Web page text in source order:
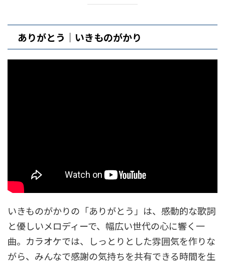
ありがとう｜いきものがかり
いきものがかりの「ありがとう」は、感動的な歌詞
と優しいメロディーで、幅広い世代の心に響く一
曲。カラオケでは、しっとりとした雰囲気を作りな
がら、みんなで感謝の気持ちを共有できる時間を生